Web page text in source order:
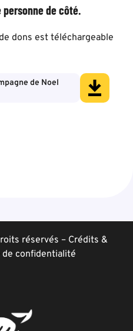
de côté.
dons est téléchargeable
de Noel
réservés – Crédits &
confidentialité